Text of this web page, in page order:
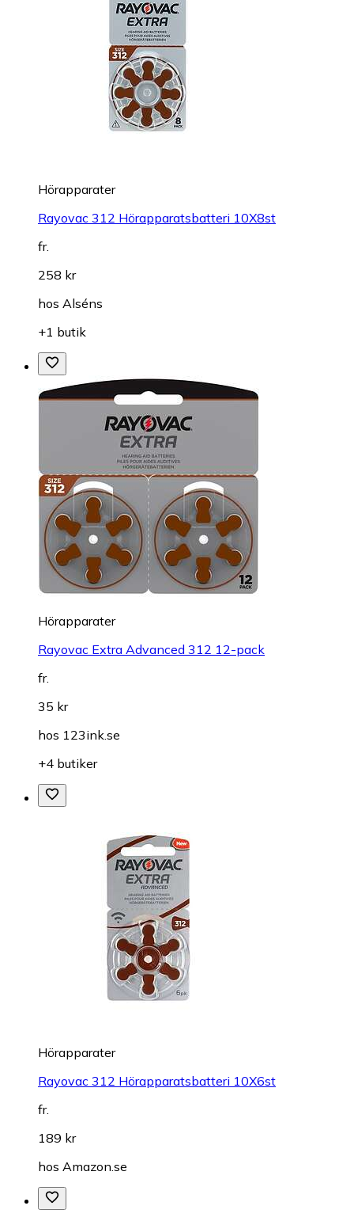
Hörapparater
Rayovac 312 Hörapparatsbatteri 10X8st
fr.
258 kr
hos Alséns
+1 butik
Hörapparater
Rayovac Extra Advanced 312 12-pack
fr.
35 kr
hos 123ink.se
+4 butiker
Hörapparater
Rayovac 312 Hörapparatsbatteri 10X6st
fr.
189 kr
hos Amazon.se